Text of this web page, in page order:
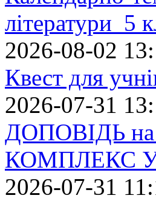
літератури 5
2026-08-02
Квест для
2026-07-31
ДОПОВІДЬ
КОМПЛЕКС
2026-07-31